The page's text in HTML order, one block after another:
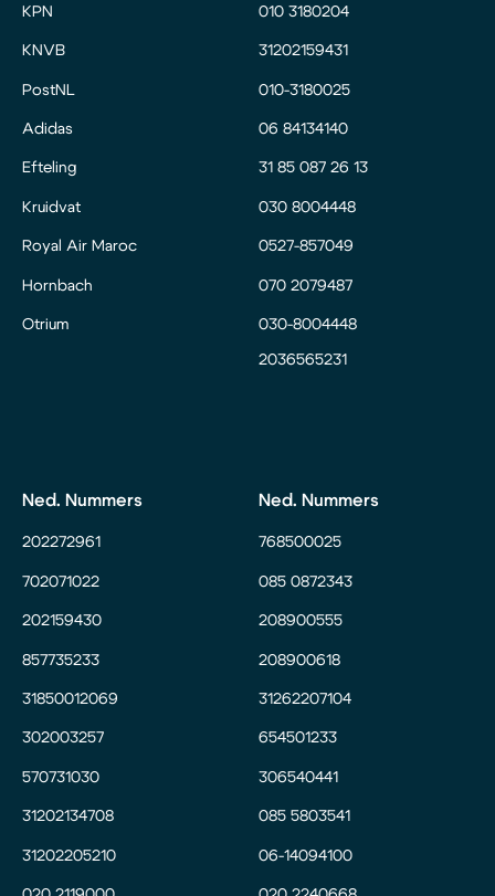
KPN
KNVB
PostNL
Adidas
Efteling
Kruidvat
Royal Air Maroc
Hornbach
Otrium
010 3180204
31202159431
010-3180025
06 84134140
31 85 087 26 13
030 8004448
0527-857049
070 2079487
030-8004448
2036565231
Ned. Nummers
202272961
702071022
202159430
857735233
31850012069
302003257
570731030
31202134708
31202205210
Ned. Nummers
768500025
085 0872343
208900555
208900618
31262207104
654501233
306540441
085 5803541
06-14094100